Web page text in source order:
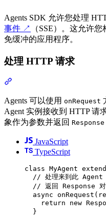
Agents SDK 允许您处理
事件 ↗
（SSE）。这允许
免缓冲的应用程序。
处理 HTTP 请求
Agents 可以使用 onRequest
Agent 实例接收到 HTTP 请
象作为参数并返回 Response
JavaScript
TypeScript
class MyAgent
// 处理来到此 Agent
// 返回 Response 对
async onRequest (
return
new
}